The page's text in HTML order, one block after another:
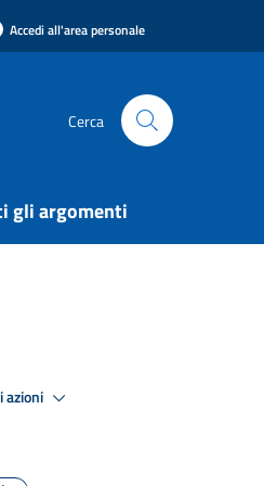
Accedi all'area personale
Cerca
gli argomenti
azioni